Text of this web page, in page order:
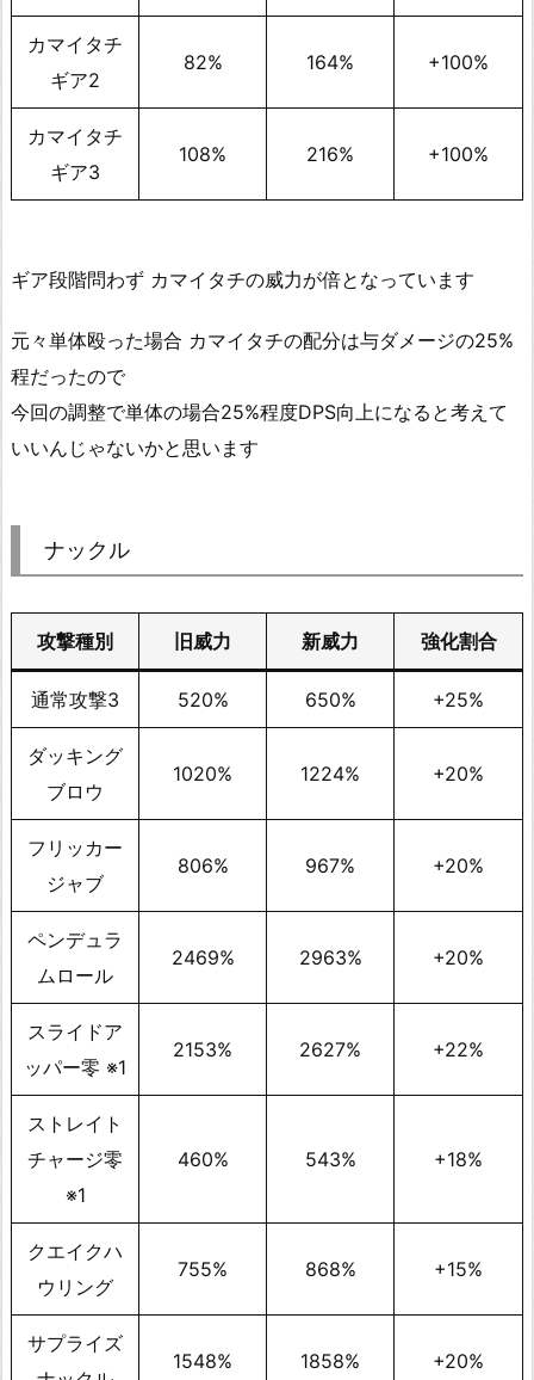
カマイタチ
ギア2
82% 164% +100%
カマイタチ
ギア3
108% 216% +100%
ギア段階問わず カマイタチの威力が倍となっています
元々単体殴った場合 カマイタチの配分は与ダメージの25%
程だったので
今回の調整で単体の場合25%程度DPS向上になると考えて
いいんじゃないかと思います
ナックル
攻撃種別 旧威力 新威力 強化割合
通常攻撃3 520% 650% +25%
ダッキング
ブロウ
1020% 1224% +20%
フリッカー
ジャブ
806% 967% +20%
ペンデュラ
ムロール
2469% 2963% +20%
スライドア
ッパー零 ※1
2153% 2627% +22%
ストレイト
チャージ零
※1
460% 543% +18%
クエイクハ
ウリング
755% 868% +15%
サプライズ
1548% 1858% +20%